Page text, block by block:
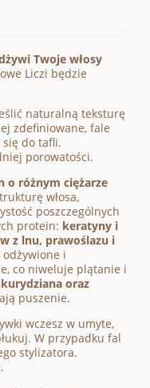
Twoje włosy
Liczi będzie
naturalną teksturę
zdefiniowane, fale
się do tafli.
porowatości.
o różnym ciężarze
włosa,
poszczególnych
protein: keratyny i
z lnu, prawoślazu i
odżywione i
co niweluje plątanie i
oraz
puszenie.
wczesz w umyte,
W przypadku fal
stylizatora.